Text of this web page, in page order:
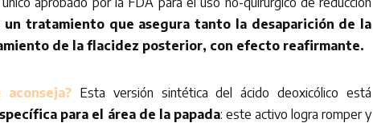
un tratamiento que asegura tanto la desaparición de la
de la flacidez posterior, con efecto reafirmante.
Esta versión sintética del ácido deoxicólico está
para el área de la papada: este activo logra romper y